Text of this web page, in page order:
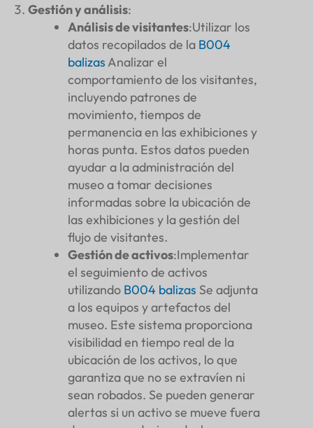
Gestión y análisis:
Análisis de visitantes:Utilizar los
datos recopilados de la B004
balizasAnalizar el
comportamiento de los visitantes,
incluyendo patrones de
movimiento, tiempos de
permanencia en las exhibiciones y
horas punta. Estos datos pueden
ayudar a la administración del
museo a tomar decisiones
informadas sobre la ubicación de
las exhibiciones y la gestión del
flujo de visitantes.
Gestión de activos:Implementar
el seguimiento de activos
utilizando B004 balizas Se adjunta
a los equipos y artefactos del
museo. Este sistema proporciona
visibilidad en tiempo real de la
ubicación de los activos, lo que
garantiza que no se extravíen ni
sean robados. Se pueden generar
alertas si un activo se mueve fuera